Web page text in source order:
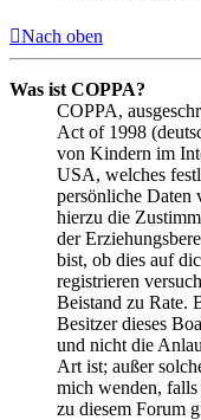
Nach oben
Was ist COPPA?
COPPA,
Act of 1998
von Kindern im
USA, welches
persönliche Daten
hierzu die
der
bist, ob dies auf
registrieren
Beistand zu Rate.
Besitzer dieses
und nicht die
Art ist; außer
mich wenden,
zu diesem Forum